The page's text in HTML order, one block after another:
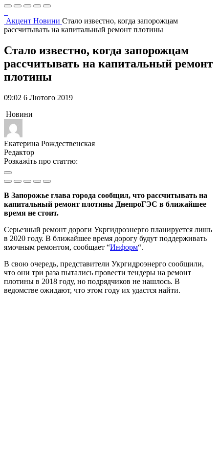
Акцент Новини Стало известно, когда запорожцам
рассчитывать на капитальный ремонт плотины
Стало известно, когда запорожцам
рассчитывать на капитальный ремонт
плотины
09:02 6 Лютого 2019
Новини
Екатерина Рождественская
Редактор
Розкажіть про статтю:
В Запорожье глава города сообщил, что рассчитывать на
капитальный ремонт плотины ДнепроГЭС в ближайшее
время не стоит.
Серьезный ремонт дороги Укргидроэнерго планируется лишь
в 2020 году. В ближайшее время дорогу будут поддерживать
ямочным ремонтом, сообщает “Информ“.
В свою очередь, представители Укргидроэнерго сообщили,
что они три раза пытались провести тендеры на ремонт
плотины в 2018 году, но подрядчиков не нашлось. В
ведомстве ожидают, что этом году их удастся найти.